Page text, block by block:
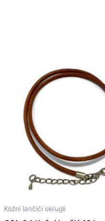
Kožni lančići okrugli